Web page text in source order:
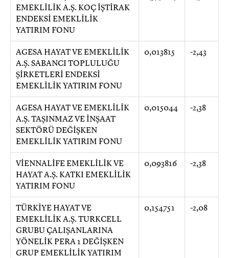
EMEKLİLİK A.Ş. KOÇ İŞTİRAK
ENDEKSİ EMEKLİLİK
YATIRIM FONU
AGESA HAYAT VE EMEKLİLİK
A.Ş. SABANCI TOPLULUĞU
ŞİRKETLERİ ENDEKSİ
EMEKLİLİK YATIRIM FONU
0,013815 -2,43
AGESA HAYAT VE EMEKLİLİK
A.Ş. TAŞINMAZ VE İNŞAAT
SEKTÖRÜ DEĞİŞKEN
EMEKLİLİK YATIRIM FONU
0,015044 -2,38
VİENNALİFE EMEKLİLİK VE
HAYAT A.Ş. KATKI EMEKLİLİK
YATIRIM FONU
0,093816 -2,38
TÜRKİYE HAYAT VE
EMEKLİLİK A.Ş. TURKCELL
GRUBU ÇALIŞANLARINA
YÖNELİK PERA 1 DEĞİŞKEN
GRUP EMEKLİLİK YATIRIM
0,154751 -2,08